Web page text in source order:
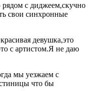
рядом с диджеем,скучно
свои синхронные
девушка,это
с артистом.Я не даю
мы уезжаем с
что бы